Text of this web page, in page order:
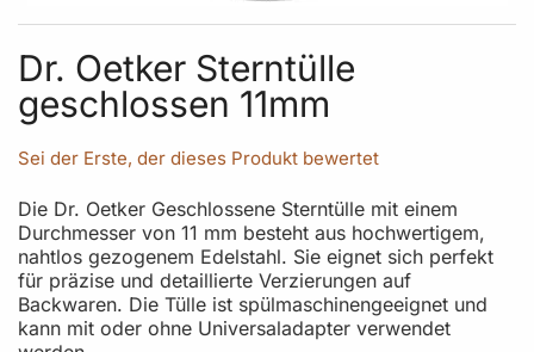
Skip to the beginning of the images gallery
Dr. Oetker Sterntülle
geschlossen 11mm
Sei der Erste, der dieses Produkt bewertet
Die Dr. Oetker Geschlossene Sterntülle mit einem
Durchmesser von 11 mm besteht aus hochwertigem,
nahtlos gezogenem Edelstahl. Sie eignet sich perfekt
für präzise und detaillierte Verzierungen auf
Backwaren. Die Tülle ist spülmaschinengeeignet und
kann mit oder ohne Universaladapter verwendet